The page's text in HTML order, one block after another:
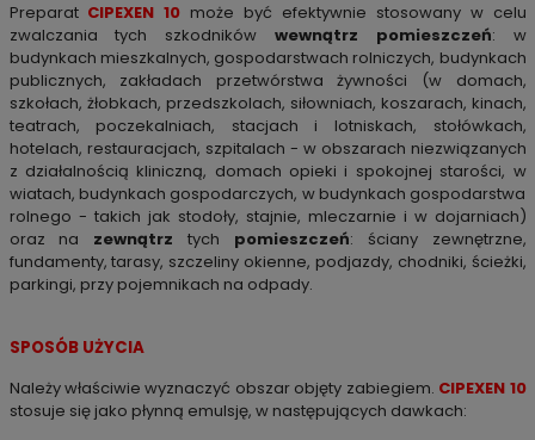
Preparat CIPEXEN 10 może być efektywnie stosowany w celu
zwalczania tych szkodników wewnątrz pomieszczeń: w
budynkach mieszkalnych, gospodarstwach rolniczych, budynkach
publicznych, zakładach przetwórstwa żywności (w domach,
szkołach, żłobkach, przedszkolach, siłowniach, koszarach, kinach,
teatrach, poczekalniach, stacjach i lotniskach, stołówkach,
hotelach, restauracjach, szpitalach - w obszarach niezwiązanych
z działalnością kliniczną, domach opieki i spokojnej starości, w
wiatach, budynkach gospodarczych, w budynkach gospodarstwa
rolnego - takich jak stodoły, stajnie, mleczarnie i w dojarniach)
oraz na zewnątrztych pomieszczeń: ściany zewnętrzne,
fundamenty, tarasy, szczeliny okienne, podjazdy, chodniki, ścieżki,
parkingi, przy pojemnikach na odpady.
SPOSÓB UŻYCIA
Należy właściwie wyznaczyć obszar objęty zabiegiem. CIPEXEN 10
stosuje się jako płynną emulsję, w następujących dawkach: